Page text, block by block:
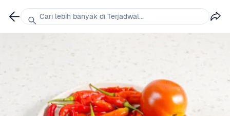
Cari lebih banyak di Terjadwal...